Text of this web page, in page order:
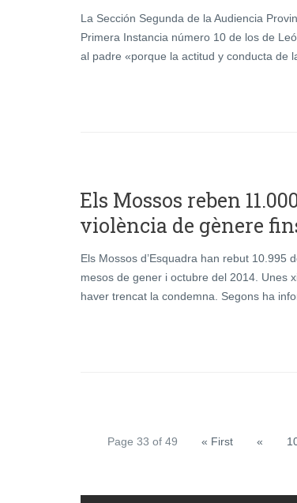
La Sección Segunda de la Audiencia
Primera Instancia número 10 de los de
al padre «porque la actitud y conducta
Els Mossos reben
violència de gènere
Els Mossos d’Esquadra han rebut
mesos de gener i octubre del 2014. Unes
haver trencat la condemna. Segons ha
Page 33 of 49 « First «